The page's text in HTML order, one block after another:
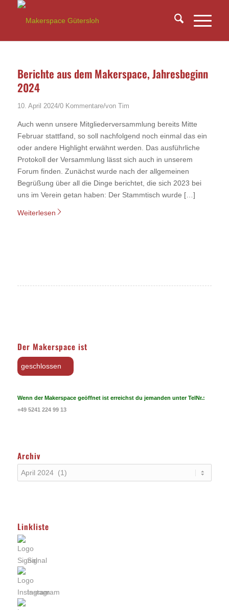
Berichte aus dem Makerspace, Jahresbeginn
2024
10. April 2024/0 Kommentare/von Tim
Auch wenn unsere Mitgliederversammlung bereits Mitte
Februar stattfand, so soll nachfolgend noch einmal das ein
oder andere Highlight erwähnt werden. Das ausführliche
Protokoll der Versammlung lässt sich auch in unserem
Forum finden. Zunächst wurde nach der allgemeinen
Begrüßung über all die Dinge berichtet, die sich 2023 bei
uns im Verein getan haben: Der Stammtisch wurde […]
Weiterlesen
Der Makerspace ist
geschlossen
Wenn der Makerspace geöffnet ist erreichst du jemanden unter TelNr.:
+49 5241 224 99 13
Archiv
Linkliste
Signal
Instagram